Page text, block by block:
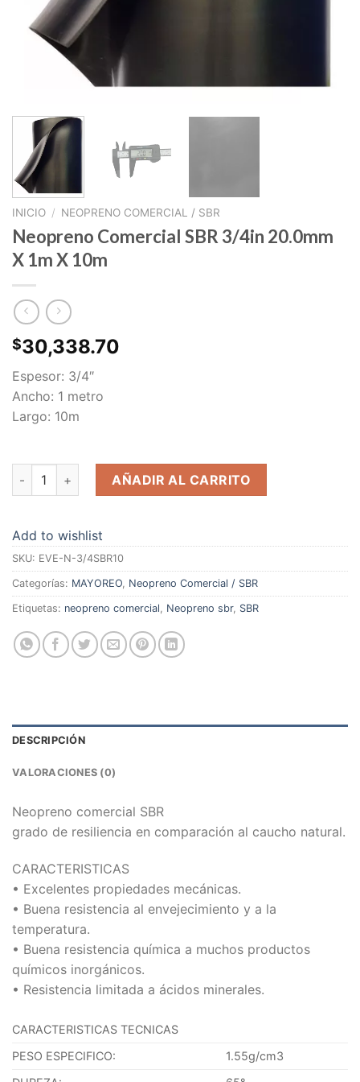
INICIO / NEOPRENO COMERCIAL / SBR
Neopreno Comercial SBR 3/4in 20.0mm
X 1m X 10m
$30,338.70
Espesor: 3/4″
Ancho: 1 metro
Largo: 10m
Neopreno Comercial SBR 3/4in 20.0mm X 1m X 10m cantidad
AÑADIR AL CARRITO
Add to wishlist
SKU: EVE-N-3/4SBR10
Categorías: MAYOREO, Neopreno Comercial / SBR
Etiquetas: neopreno comercial, Neopreno sbr, SBR
DESCRIPCIÓN
VALORACIONES (0)
Neopreno comercial SBR
grado de resiliencia en comparación al caucho natural.
CARACTERISTICAS
• Excelentes propiedades mecánicas.
• Buena resistencia al envejecimiento y a la
temperatura.
• Buena resistencia química a muchos productos
químicos inorgánicos.
• Resistencia limitada a ácidos minerales.
CARACTERISTICAS TECNICAS
PESO ESPECIFICO:
1.55g/cm3